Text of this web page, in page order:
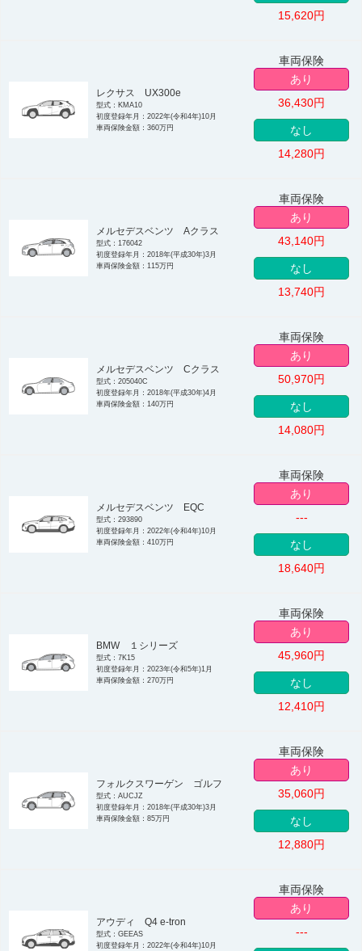
15,620円
レクサス UX300e
型式：KMA10
初度登録年月：2022年(令和4年)10月
車両保険金額：360万円
車両保険
あり
36,430円
なし
14,280円
メルセデスベンツ Aクラス
型式：176042
初度登録年月：2018年(平成30年)3月
車両保険金額：115万円
車両保険
あり
43,140円
なし
13,740円
メルセデスベンツ Cクラス
型式：205040C
初度登録年月：2018年(平成30年)4月
車両保険金額：140万円
車両保険
あり
50,970円
なし
14,080円
メルセデスベンツ EQC
型式：293890
初度登録年月：2022年(令和4年)10月
車両保険金額：410万円
車両保険
あり
---
なし
18,640円
BMW １シリーズ
型式：7K15
初度登録年月：2023年(令和5年)1月
車両保険金額：270万円
車両保険
あり
45,960円
なし
12,410円
フォルクスワーゲン ゴルフ
型式：AUCJZ
初度登録年月：2018年(平成30年)3月
車両保険金額：85万円
車両保険
あり
35,060円
なし
12,880円
アウディ Q4 e-tron
型式：GEEAS
初度登録年月：2022年(令和4年)10月
車両保険
あり
---